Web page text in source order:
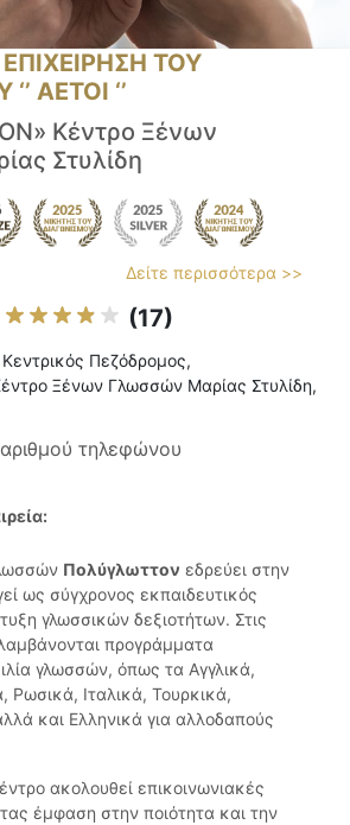
ΤΟΥ
ΑΕΤΟΙ ‘’
Κέντρο Ξένων
Στυλίδη
Δείτε περισσότερα >>
(17)
Πεζόδρομος,
Ξένων Γλωσσών Μαρίας Στυλίδη,
τηλεφώνου
Πολύγλωττον εδρεύει στην
ως σύγχρονος εκπαιδευτικός
γλωσσικών δεξιοτήτων. Στις
προγράμματα
γλωσσών, όπως τα Αγγλικά,
Ρωσικά, Ιταλικά, Τουρκικά,
και Ελληνικά για αλλοδαπούς
ακολουθεί επικοινωνιακές
έμφαση στην ποιότητα και την